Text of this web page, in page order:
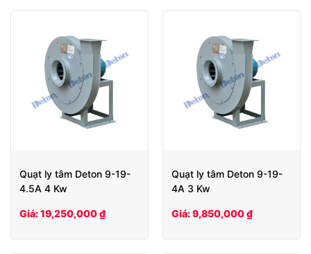
Quạt ly tâm Deton 9-19-
4.5A 4 Kw
Giá: 19,250,000 ₫
Quạt ly tâm Deton 9-19-
4A 3 Kw
Giá: 9,850,000 ₫